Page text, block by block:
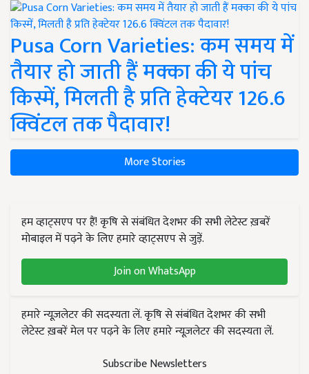
Pusa Corn Varieties: कम समय में
तैयार हो जाती हैं मक्का की ये पांच
किस्में, मिलती है प्रति हेक्टेयर 126.6
क्विंटल तक पैदावार!
More Stories
हम व्हाट्सएप पर हैं! कृषि से संबंधित देशभर की सभी लेटेस्ट ख़बरें
मोबाइल में पढ़ने के लिए हमारे व्हाट्सएप से जुड़ें.
Join on WhatsApp
हमारे न्यूज़लेटर की सदस्यता लें. कृषि से संबंधित देशभर की सभी
लेटेस्ट ख़बरें मेल पर पढ़ने के लिए हमारे न्यूज़लेटर की सदस्यता लें.
Subscribe Newsletters